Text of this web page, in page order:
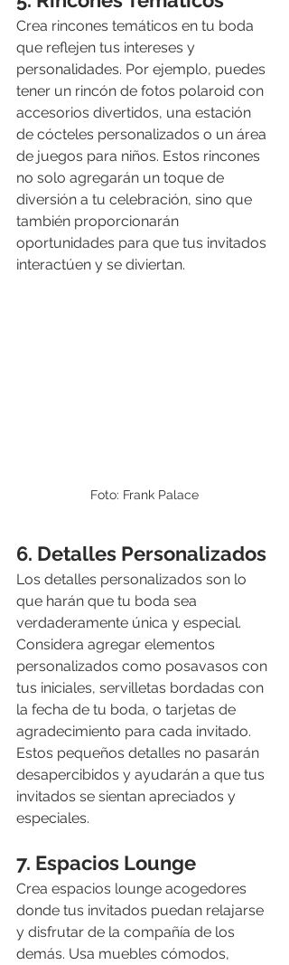
Crea rincones temáticos en tu boda
que reflejen tus intereses y
personalidades. Por ejemplo, puedes
tener un rincón de fotos polaroid con
accesorios divertidos, una estación
de cócteles personalizados o un área
de juegos para niños. Estos rincones
no solo agregarán un toque de
diversión a tu celebración, sino que
también proporcionarán
oportunidades para que tus invitados
interactúen y se diviertan.
Foto: Frank Palace
6. Detalles Personalizados
Los detalles personalizados son lo
que harán que tu boda sea
verdaderamente única y especial.
Considera agregar elementos
personalizados como posavasos con
tus iniciales, servilletas bordadas con
la fecha de tu boda, o tarjetas de
agradecimiento para cada invitado.
Estos pequeños detalles no pasarán
desapercibidos y ayudarán a que tus
invitados se sientan apreciados y
especiales.
7. Espacios Lounge
Crea espacios lounge acogedores
donde tus invitados puedan relajarse
y disfrutar de la compañía de los
demás. Usa muebles cómodos,